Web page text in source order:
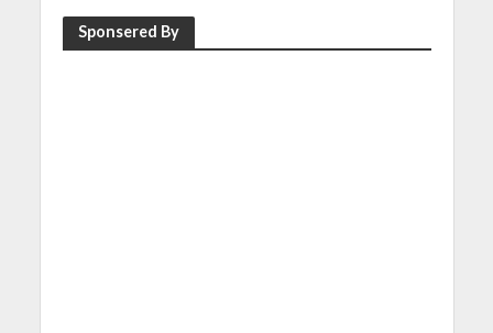
Sponsered By